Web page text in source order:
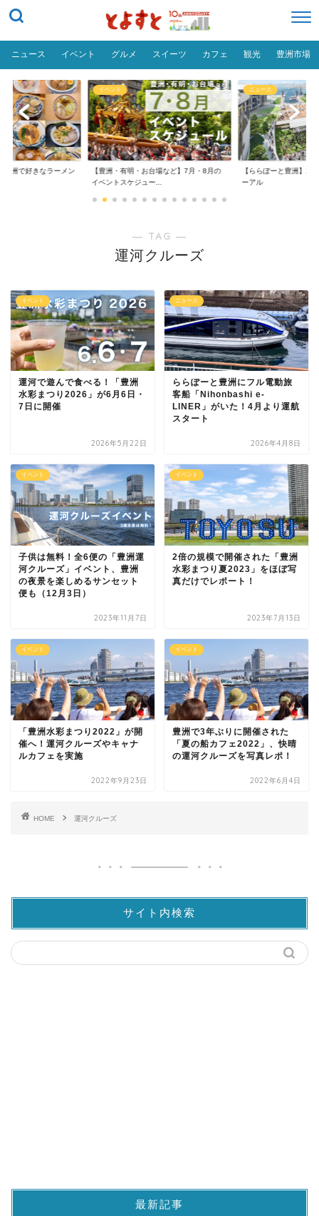
ニュース イベント グルメ スイーツ カフェ 観光 豊洲市場
豊洲で好きなラーメン
イベント
【豊洲・有明・お台場など】7月・8月の
イベントスケジュー...
ニュース
【ららぽーと豊洲】
ーアル
― TAG ―
運河クルーズ
イベント
運河で遊んで食べる！「豊洲
水彩まつり2026」が6月6日・
7日に開催
2026年5月22日
ニュース
ららぽーと豊洲にフル電動旅
客船「Nihonbashi e-
LINER」がいた！4月より運航
スタート
2026年4月8日
イベント
子供は無料！全6便の「豊洲運
河クルーズ」イベント、豊洲
の夜景を楽しめるサンセット
便も（12月3日）
2023年11月7日
イベント
2倍の規模で開催された「豊洲
水彩まつり夏2023」をほぼ写
真だけでレポート！
2023年7月13日
イベント
「豊洲水彩まつり2022」が開
催へ！運河クルーズやキャナ
ルカフェを実施
2022年9月23日
イベント
豊洲で3年ぶりに開催された
「夏の船カフェ2022」、快晴
の運河クルーズを写真レポ！
2022年6月4日
HOME 運河クルーズ
サイト内検索
最新記事